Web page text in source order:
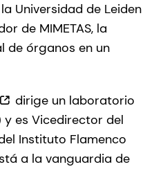
Universidad de Leiden
de MIMETAS, la
de órganos en un
dirige un laboratorio
y es Vicedirector del
Instituto Flamenco
a la vanguardia de